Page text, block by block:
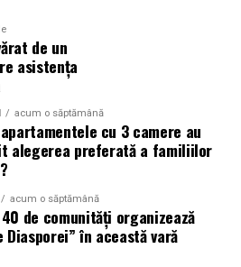
(
Este despre o decizie pe
femei a luat-o conștient: să nu
lor să rămână un secret bine
de femei antreprenor. Mulți
de serviciile lor nu le cunosc,
ci pentru că nu le găsesc.
nu este vanitate. Este o parte
de un
asistența
acum o săptămână
cu 3 camere au
alegerea preferată a familiilor
acum o săptămână
de comunități organizează
Diasporei” în această vară